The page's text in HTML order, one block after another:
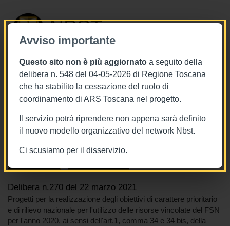
Avviso importante
Questo sito non è più aggiornato a seguito della
delibera n. 548 del 04-05-2026 di Regione Toscana
che ha stabilito la cessazione del ruolo di
coordinamento di ARS Toscana nel progetto.
Il servizio potrà riprendere non appena sarà definito
il nuovo modello organizzativo del network Nbst.
Ci scusiamo per il disservizio.
NBST
22/3/2021
Delibera n.270 del 22 marzo 2021
Tags Toscana
BURT Bollettino della regione toscana
Sistema sanitario
Delibera n.270 del 22 marzo 2021
Progetti per la realizzazione degli obiettivi di carattere prioritario
e di rilievo nazionale per l'utilizzo delle risorse vincolate del FSN
per l'anno 2020, ai sensi dell'art.1, comma 34 e 34 bis, della